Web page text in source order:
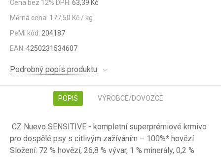
Cena bez 12% DPH: 63,39 Kč
Měrná cena: 177,50 Kč / kg
PeMi kód: 204187
EAN: 4250231534607
Podrobný popis produktu
POPIS VÝROBCE/DOVOZCE
CZ Nuevo SENSITIVE - kompletní superprémiové krmivo
pro dospělé psy s citlivým zažíváním – 100%* hovězí
Složení: 72 % hovězí, 26,8 % vývar, 1 % minerály, 0,2 %